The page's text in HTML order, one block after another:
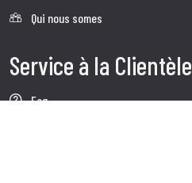
Qui nous somes
Service à la Clientèle
Faq